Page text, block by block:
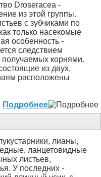
Droseracea -
из этой группы.
с зубчиками по
только насекомые
особенность -
следствием
получаемых корнями.
из двух,
расположены
Подробнее
лианы,
ланцетовидные
листьев,
У последних -